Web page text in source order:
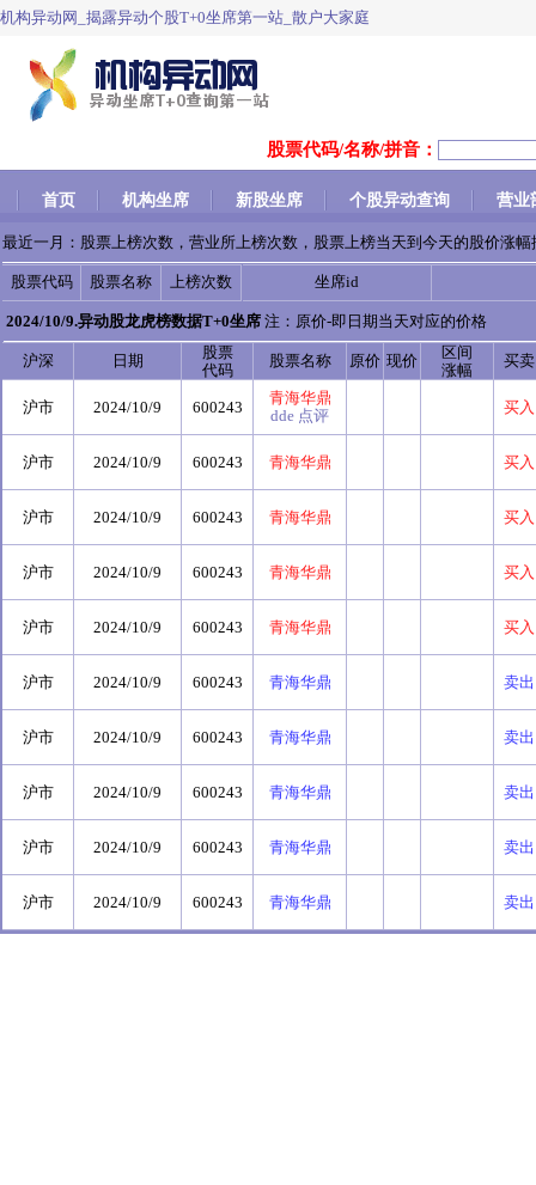
机构异动网_揭露异动个股T+0坐席第一站_散户大家庭
股票代码/名称/拼音：
首页 机构坐席 新股坐席 个股异动查询 营业
最近一月：股票上榜次数，营业所上榜次数，股票上榜当天到今天的股价涨幅
股票代码 股票名称 上榜次数 坐席id
2024/10/9.异动股龙虎榜数据T+0坐席 注：原价-即日期当天对应的价格
沪深 日期
股票
代码
股票名称 原价 现价
区间
涨幅
买卖
沪市 2024/10/9 600243
青海华鼎
dde 点评 买入
沪市 2024/10/9 600243 青海华鼎 买入
沪市 2024/10/9 600243 青海华鼎 买入
沪市 2024/10/9 600243 青海华鼎 买入
沪市 2024/10/9 600243 青海华鼎 买入
沪市 2024/10/9 600243 青海华鼎 卖出
沪市 2024/10/9 600243 青海华鼎 卖出
沪市 2024/10/9 600243 青海华鼎 卖出
沪市 2024/10/9 600243 青海华鼎 卖出
沪市 2024/10/9 600243 青海华鼎 卖出